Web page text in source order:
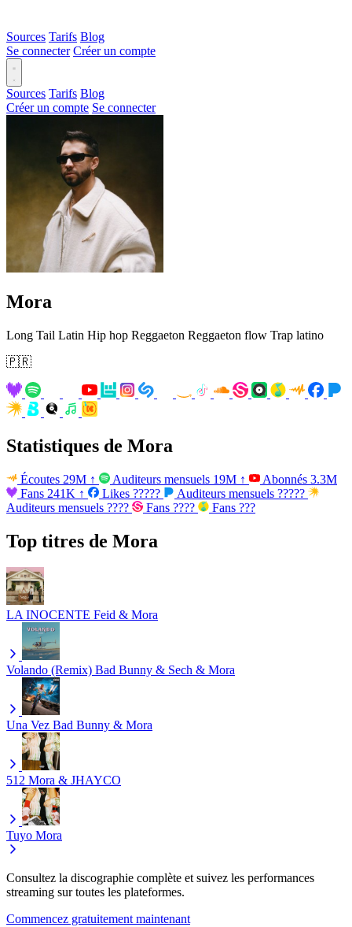
Sources Tarifs Blog
Se connecter Créer un compte
Sources Tarifs Blog
Créer un compte Se connecter
Mora
Long Tail Latin Hip hop Reggaeton Reggaeton flow Trap latino
🇵🇷
Statistiques de Mora
Écoutes 29M ↑ Auditeurs mensuels 19M ↑ Abonnés 3.3M
Fans 241K ↑ Likes ????? Auditeurs mensuels ?????
Auditeurs mensuels ???? Fans ???? Fans ???
Top titres de Mora
LA INOCENTE Feid & Mora
Volando (Remix) Bad Bunny & Sech & Mora
Una Vez Bad Bunny & Mora
512 Mora & JHAYCO
Tuyo Mora
Consultez la discographie complète et suivez les performances
streaming sur toutes les plateformes.
Commencez gratuitement maintenant